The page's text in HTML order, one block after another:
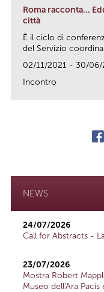
Roma racconta...
città
È il ciclo di
del Servizio
02/11/2021 - 30/06/
Incontro
NEWS
24/07/2026
Call for Abstracts -
23/07/2026
Mostra Robert
Museo dell'Ara